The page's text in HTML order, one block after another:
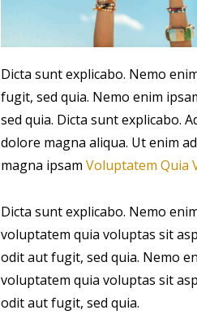
Dicta sunt explicabo. Nemo
fugit, sed quia. Nemo enim
sed quia. Dicta sunt explicabo.
dolore magna aliqua. Ut enim
magna ipsam Voluptatem Quia
Dicta sunt explicabo. Nemo
voluptatem quia voluptas sit
odit aut fugit, sed quia. Nemo
voluptatem quia voluptas sit
odit aut fugit, sed quia.